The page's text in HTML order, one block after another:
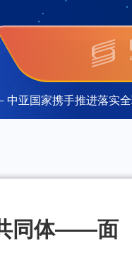
携手推进落实全球治理
共同体——面